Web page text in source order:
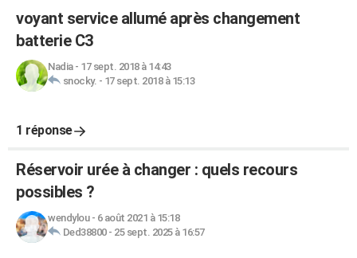
voyant service allumé après changement
batterie C3
Nadia- 17 sept. 2018 à 14:43
snocky. - 17 sept. 2018 à 15:13
1 réponse
Réservoir urée à changer : quels recours
possibles ?
wendylou- 6 août 2021 à 15:18
Ded38800- 25 sept. 2025 à 16:57